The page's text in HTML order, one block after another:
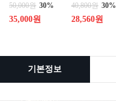
50,000원 30%
35,000원
40,800원 30%
28,560원
기본정보